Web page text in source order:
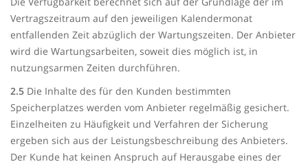
Vertragszeitraum auf den jeweiligen Kalendermonat
entfallenden Zeit abzüglich der Wartungszeiten. Der Anbieter
wird die Wartungsarbeiten, soweit dies möglich ist, in
nutzungsarmen Zeiten durchführen.
2.5 Die Inhalte des für den Kunden bestimmten
Speicherplatzes werden vom Anbieter regelmäßig gesichert.
Einzelheiten zu Häufigkeit und Verfahren der Sicherung
ergeben sich aus der Leistungsbeschreibung des Anbieters.
Der Kunde hat keinen Anspruch auf Herausgabe eines der